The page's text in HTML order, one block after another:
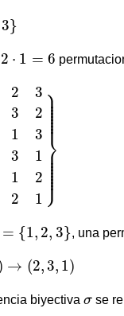
3}
}
2 ⋅ 1 = 6
1= 6
2
3
3
2
1
3
3
1
1
2
2 1
⎫
⎪
⎪ ⎪ ⎪ ⎪ ⎪ ⎪ ⎪ ⎪⎬
⎪
⎪
⎪ ⎪ ⎪ ⎪ ⎪ ⎪
⎪⎭
2 13
= {1, 2, 3}
,2 3} , una
→ (2,3, 1)
→ 2,3 ,1 )
biyectiva σ
σ se